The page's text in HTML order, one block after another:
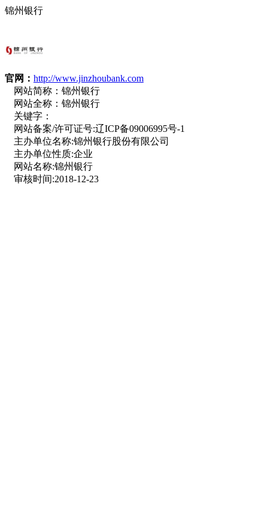
锦州银行
官网： http://www.jinzhoubank.com
网站简称： 锦州银行
网站全称： 锦州银行
关键字：
网站备案/许可证号:辽ICP备09006995号-1
主办单位名称:锦州银行股份有限公司
主办单位性质:企业
网站名称:锦州银行
审核时间:2018-12-23